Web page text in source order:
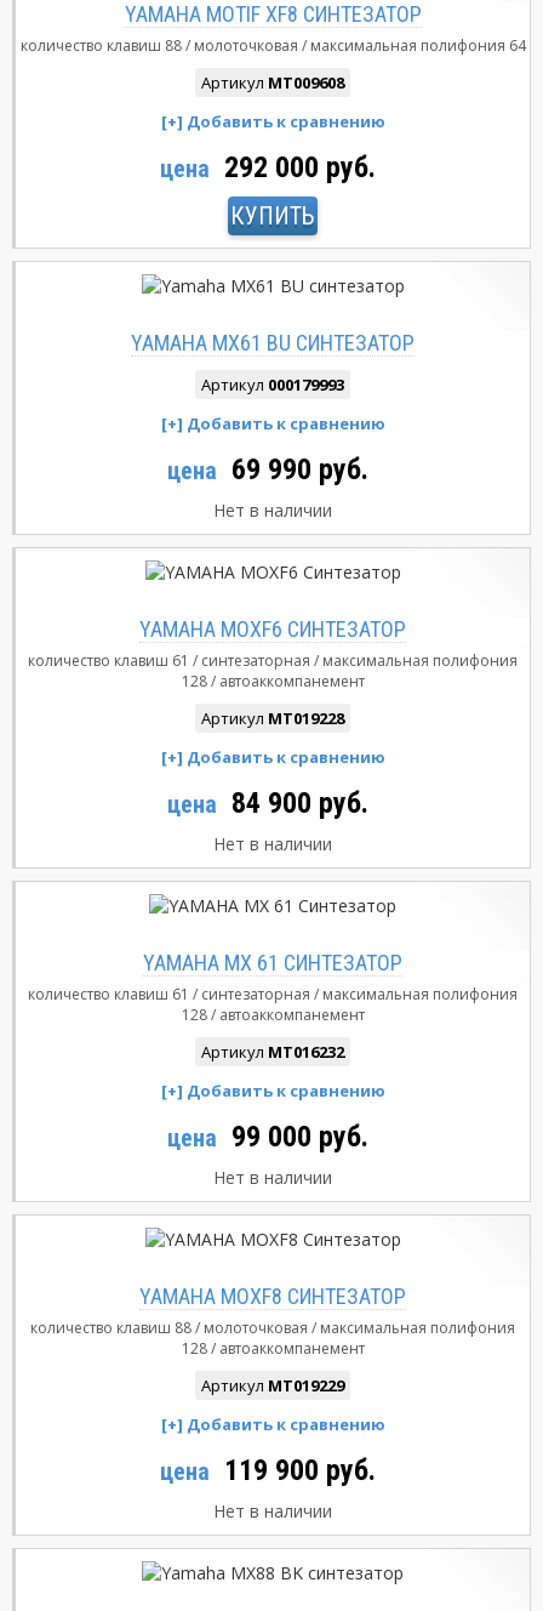
YAMAHA MOTIF XF8 СИНТЕЗАТОР
количество клавиш 88 молоточковая максимальная полифония 64
Артикул MT009608
цена 292 000 руб.
КУПИТЬ
YAMAHA MX61 BU СИНТЕЗАТОР
Артикул 000179993
цена 69 990 руб.
Нет в наличии
YAMAHA MOXF6 СИНТЕЗАТОР
количество клавиш 61 синтезаторная
максимальная полифония
128
автоаккомпанемент
Артикул MT019228
цена 84 900 руб.
Нет в наличии
YAMAHA MX 61 СИНТЕЗАТОР
количество клавиш 61 синтезаторная
максимальная полифония
128
автоаккомпанемент
Артикул MT016232
цена 99 000 руб.
Нет в наличии
YAMAHA MOXF8 СИНТЕЗАТОР
количество клавиш 88 молоточковая
максимальная полифония
128
автоаккомпанемент
Артикул MT019229
цена 119 900 руб.
Нет в наличии